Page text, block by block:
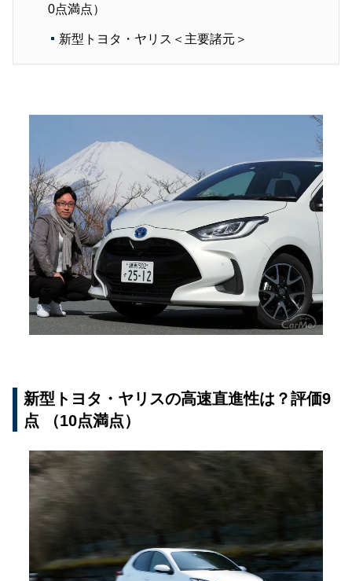
0点満点）
新型トヨタ・ヤリス＜主要諸元＞
新型トヨタ・ヤリスの高速直進性は？評価9
点 （10点満点）